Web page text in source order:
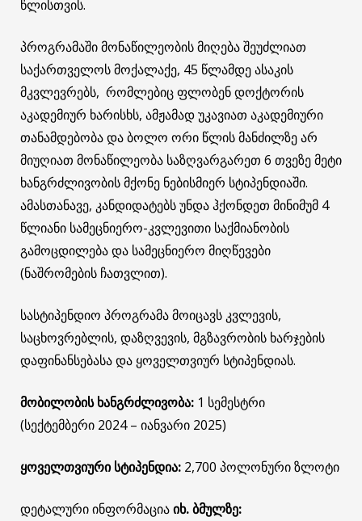
წლისთვის.
პროგრამაში მონაწილეობის მიღება შეუძლიათ
საქართველოს მოქალაქე, 45 წლამდე ასაკის
მკვლევრებს, რომლებიც ფლობენ დოქტორის
აკადემიურ ხარისხს, ამჟამად უკავიათ აკადემიური
თანამდებობა და ბოლო ორი წლის მანძილზე არ
მიუღიათ მონაწილეობა საზღვარგარეთ 6 თვეზე მეტი
ხანგრძლივობის მქონე ნებისმიერ სტიპენდიაში.
ამასთანავე, კანდიდატებს უნდა ჰქონდეთ მინიმუმ 4
წლიანი სამეცნიერო-კვლევითი საქმიანობის
გამოცდილება და სამეცნიერო მიღწევები
(ნაშრომების ჩათვლით).
სასტიპენდიო პროგრამა მოიცავს კვლევის,
საცხოვრებლის, დაზღვევის, მგზავრობის ხარჯების
დაფინანსებასა და ყოველთვიურ სტიპენდიას.
მობილობის ხანგრძლივობა: 1 სემესტრი
(სექტემბერი 2024 – იანვარი 2025)
ყოველთვიური სტიპენდია: 2,700 პოლონური ზლოტი
დეტალური ინფორმაციაიხ. ბმულზე: